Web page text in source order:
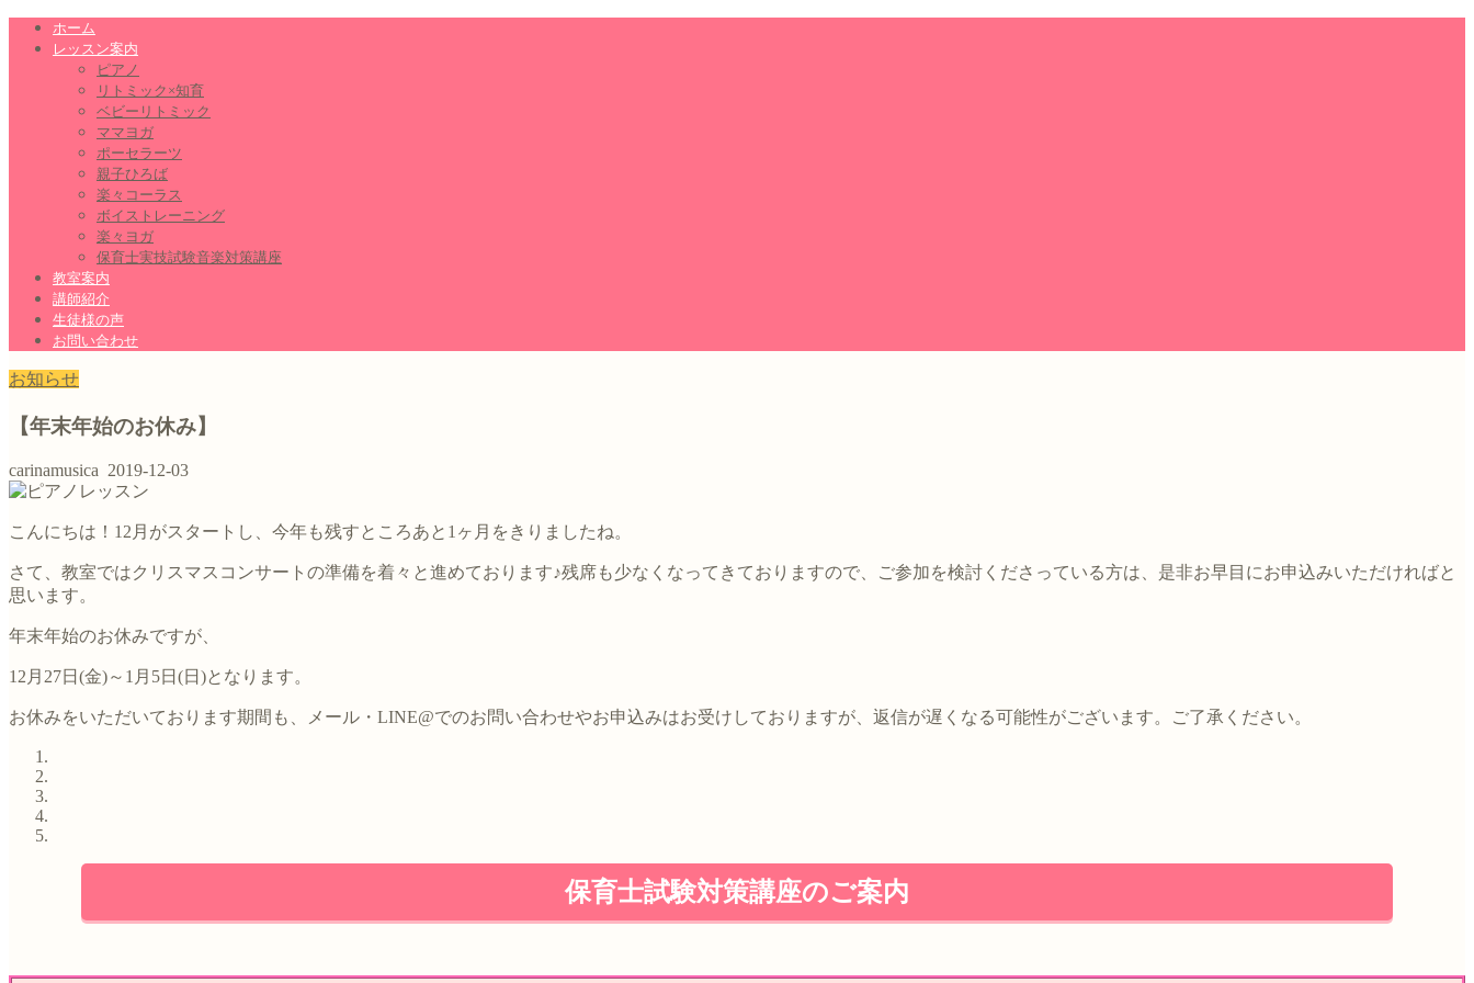
ホーム
レッスン案内
ピアノ
リトミック×知育
ベビーリトミック
ママヨガ
ポーセラーツ
親子ひろば
楽々コーラス
ボイストレーニング
楽々ヨガ
保育士実技試験音楽対策講座
教室案内
講師紹介
生徒様の声
お問い合わせ
お知らせ
【年末年始のお休み】
carinamusica 2019-12-03
こんにちは！12月がスタートし、今年も残すところあと1ヶ月をきりましたね。
さて、教室ではクリスマスコンサートの準備を着々と進めております♪残席も少なくなってきておりますので、ご参加を検討くださっている方は、是非お早目にお申込みいただければと
思います。
年末年始のお休みですが、
12月27日(金)～1月5日(日)となります。
お休みをいただいております期間も、メール・LINE@でのお問い合わせやお申込みはお受けしておりますが、返信が遅くなる可能性がございます。ご了承ください。
保育士試験対策講座のご案内